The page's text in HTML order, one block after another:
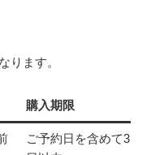
ります。
購入期限
ご予約日を含めて3